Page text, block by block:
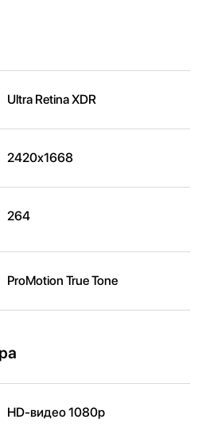
Ultra Retina XDR
2420x1668
264
ProMotion True Tone
HD-видео 1080p